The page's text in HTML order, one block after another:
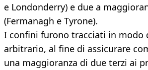
e Londonderry) e due a
(Fermanagh e Tyrone).
I confini furono tracciati in modo
arbitrario, al fine di assicurare
una maggioranza di due terzi ai